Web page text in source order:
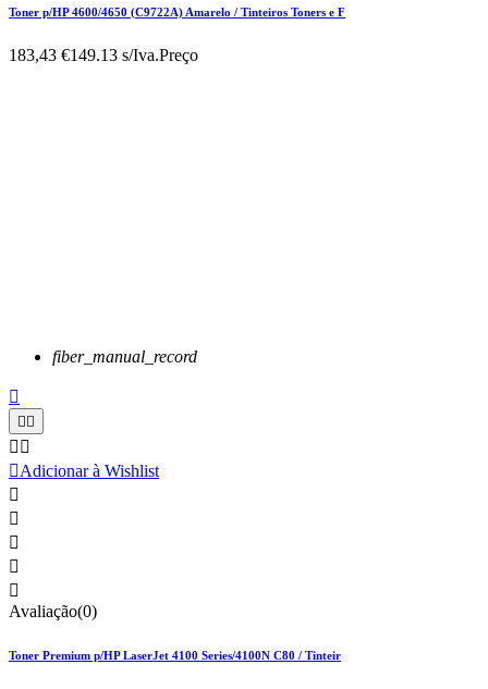
Toner p/HP 4600/4650 (C9722A) Amarelo / Tinteiros Toners e F
183,43 €149.13 s/Iva.Preço
fiber_manual_record

 
 
Adicionar à Wishlist





Avaliação(0)
Toner Premium p/HP LaserJet 4100 Series/4100N C80 / Tinteir